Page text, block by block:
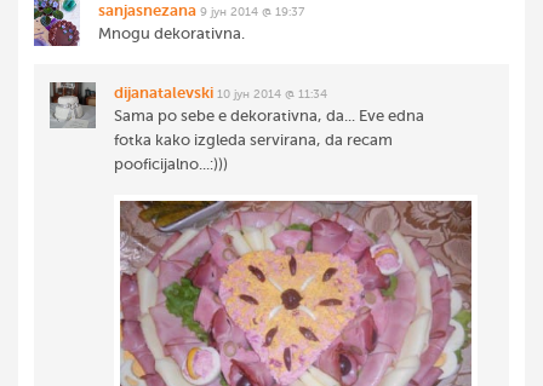
sanjasnezana 9 јун 2014 @ 19:37
Mnogu dekorativna.
dijanatalevski 10 јун 2014 @ 11:34
Sama po sebe e dekorativna, da... Eve edna
fotka kako izgleda servirana, da recam
pooficijalno...:)))